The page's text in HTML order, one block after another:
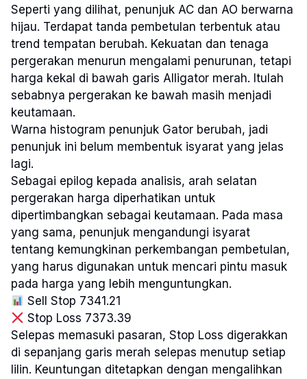
Seperti yang dilihat, penunjuk AC dan AO berwarna
hijau. Terdapat tanda pembetulan terbentuk atau
trend tempatan berubah. Kekuatan dan tenaga
pergerakan menurun mengalami penurunan, tetapi
harga kekal di bawah garis Alligator merah. Itulah
sebabnya pergerakan ke bawah masih menjadi
keutamaan.
Warna histogram penunjuk Gator berubah, jadi
penunjuk ini belum membentuk isyarat yang jelas
lagi.
Sebagai epilog kepada analisis, arah selatan
pergerakan harga diperhatikan untuk
dipertimbangkan sebagai keutamaan. Pada masa
yang sama, penunjuk mengandungi isyarat
tentang kemungkinan perkembangan pembetulan,
yang harus digunakan untuk mencari pintu masuk
pada harga yang lebih menguntungkan.
Sell Stop 7341.21
Stop Loss 7373.39
Selepas memasuki pasaran, Stop Loss digerakkan
di sepanjang garis merah selepas menutup setiap
lilin. Keuntungan ditetapkan dengan mengalihkan